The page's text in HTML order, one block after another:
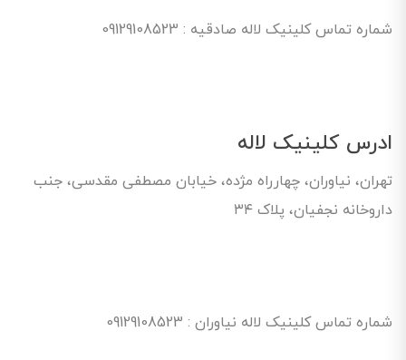
شماره تماس کلینیک لاله صادقیه : 09129108523
ادرس کلینیک لاله
تهران، نیاوران، چهارراه مژده، خیابان مصطفی مقدسی، جنب
داروخانه نجفیان، پلاک ۳۴
شماره تماس کلینیک لاله نیاوران : 09129108523